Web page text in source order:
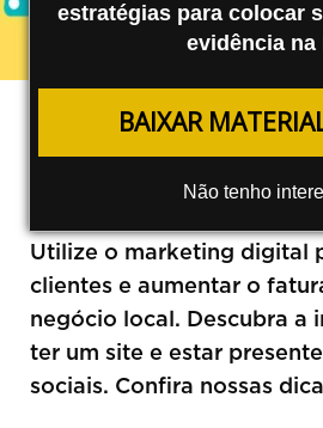
estratégias para colocar
evidência na
BAIXAR
Não tenho
Marketing Digital Para
Utilize o marketing digital
clientes e aumentar o
negócio local. Descubra a
ter um site e estar
sociais. Confira nossas